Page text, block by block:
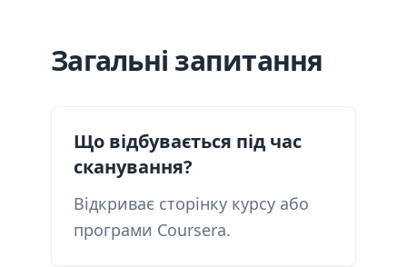
Загальні запитання
Що відбувається під час
сканування?
Відкриває сторінку курсу або
програми Coursera.